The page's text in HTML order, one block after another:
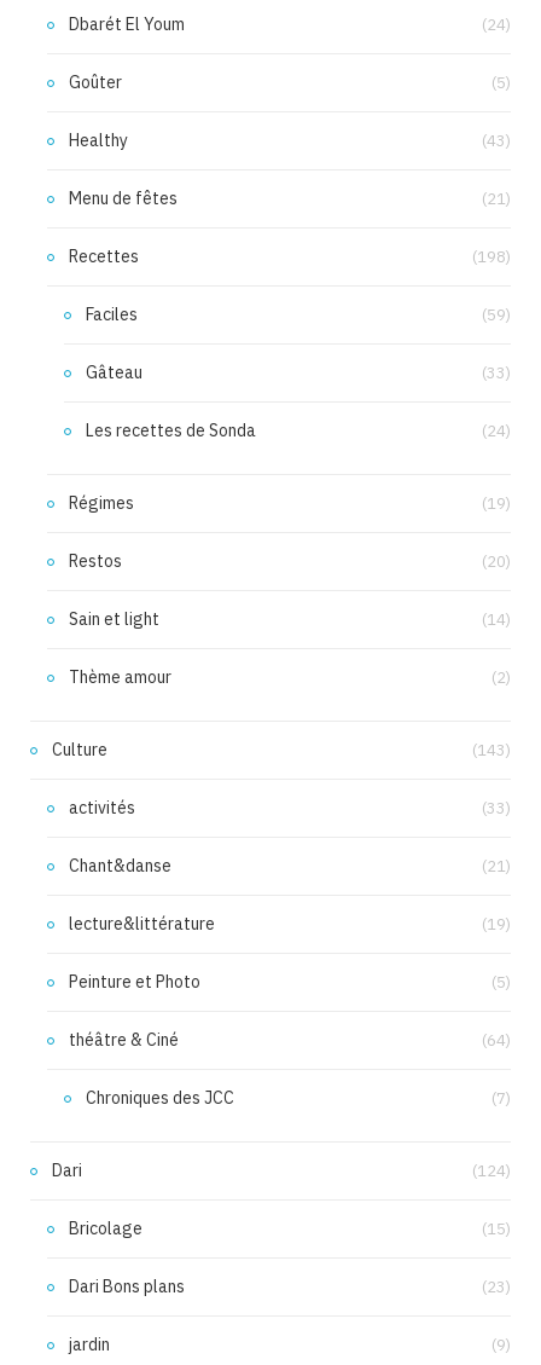
Dbarét El Youm (24)
Goûter (5)
Healthy (43)
Menu de fêtes (21)
Recettes (198)
Faciles (59)
Gâteau (33)
Les recettes de Sonda (24)
Régimes (19)
Restos (20)
Sain et light (14)
Thème amour (2)
Culture (143)
activités (33)
Chant&danse (21)
lecture&littérature (19)
Peinture et Photo (5)
théâtre & Ciné (64)
Chroniques des JCC (7)
Dari (124)
Bricolage (15)
Dari Bons plans (23)
jardin (9)